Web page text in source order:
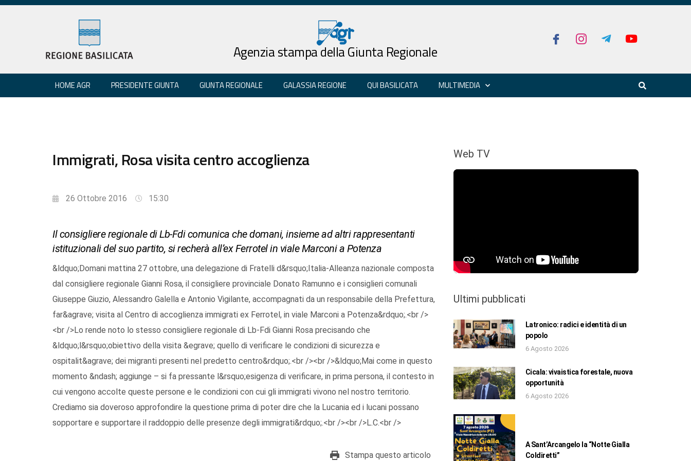
Agenzia stampa della Giunta Regionale
HOME AGR PRESIDENTE GIUNTA GIUNTA REGIONALE GALASSIA REGIONE QUI BASILICATA MULTIMEDIA
Immigrati, Rosa visita centro accoglienza
26 Ottobre 2016 15:30
Il consigliere regionale di Lb-Fdi comunica che domani, insieme ad altri rappresentanti
istituzionali del suo partito, si recherà all’ex Ferrotel in viale Marconi a Potenza
&ldquo;Domani mattina 27 ottobre, una delegazione di Fratelli d&rsquo;Italia-Alleanza nazionale composta
dal consigliere regionale Gianni Rosa, il consigliere provinciale Donato Ramunno e i consiglieri comunali
Giuseppe Giuzio, Alessandro Galella e Antonio Vigilante, accompagnati da un responsabile della Prefettura,
far&agrave; visita al Centro di accoglienza immigrati ex Ferrotel, in viale Marconi a Potenza&rdquo;.<br />
<br />Lo rende noto lo stesso consigliere regionale di Lb-Fdi Gianni Rosa precisando che
&ldquo;l&rsquo;obiettivo della visita &egrave; quello di verificare le condizioni di sicurezza e
ospitalit&agrave; dei migranti presenti nel predetto centro&rdquo;.<br /><br />&ldquo;Mai come in questo
momento &ndash; aggiunge – si fa pressante l&rsquo;esigenza di verificare, in prima persona, il contesto in
cui vengono accolte queste persone e le condizioni con cui gli immigrati vivono nel nostro territorio.
Crediamo sia doveroso approfondire la questione prima di poter dire che la Lucania ed i lucani possano
sopportare e supportare il raddoppio delle presenze degli immigrati&rdquo;.<br /><br />L.C.<br />
Stampa questo articolo
Web TV
Ultimi pubblicati
Latronico: radici e identità di un
popolo
6 Agosto 2026
Cicala: vivaistica forestale, nuova
opportunità
6 Agosto 2026
A Sant’Arcangelo la “Notte Gialla
Coldiretti”